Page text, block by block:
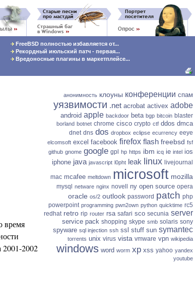
FreeBSD полностью избавляется от...
Рекордный июльский патч - первая...
Вредоносные плагины в маркетплейсе...
время
2001-2002
анонимность клоуны конференции спам
уязвимости .net acrobat activex adobe
android apple backdoor beta bgp bitcoin blaster
borland botnet chrome cisco crypto ctf ddos dmca
dnet dns dos dropbox eclipse ecurrency eeye
elcomsoft excel facebook firefox flash freebsd fsf
github gnome google gpl hp https ibm icq ie intel ios
iphone java javascript l0pht leak linux livejournal
mac mcafee meltdown microsoft mozilla
mysql netware nginx novell ny open source opera
oracle os/2 outlook password patch php
powerpoint programming pwn2own python quicktime rc5
redhat retro rip router rsa safari sco secunia server
service pack shopping skype smb solaris sony
spyware sql injection ssh ssl stuff sun symantec
torrents unix virus vista vmware vpn wikipedia
windows word worm xp xss yahoo yandex
youtube